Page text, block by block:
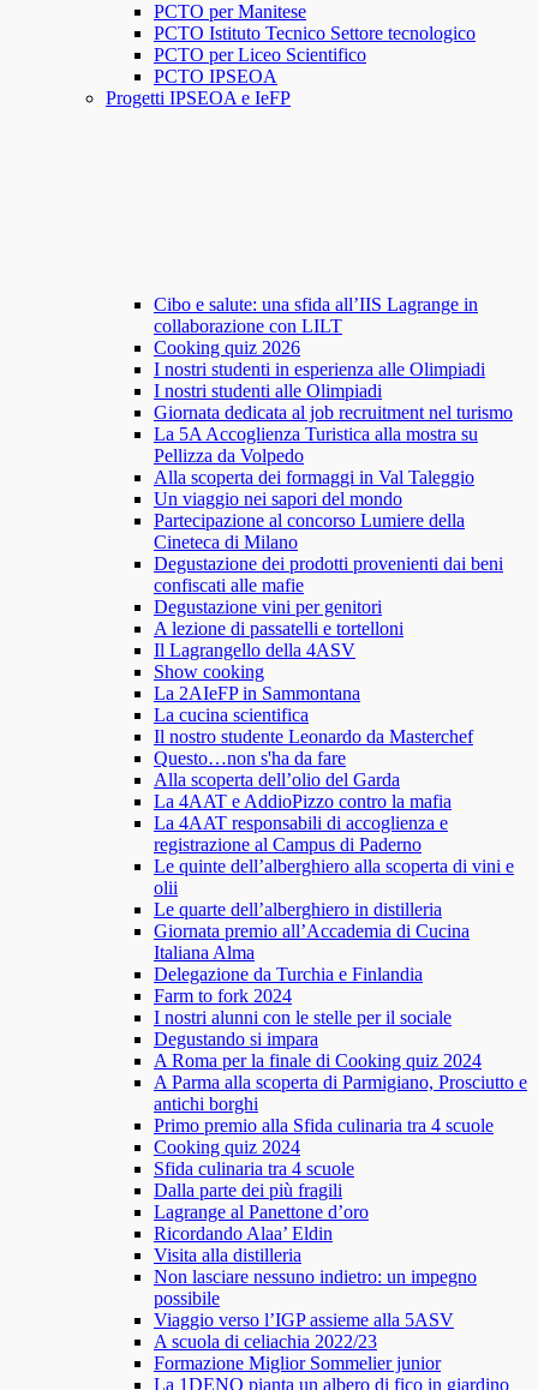
PCTO per Manitese
PCTO Istituto Tecnico Settore tecnologico
PCTO per Liceo Scientifico
PCTO IPSEOA
Progetti IPSEOA e IeFP
Cibo e salute: una sfida all’IIS Lagrange in
collaborazione con LILT
Cooking quiz 2026
I nostri studenti in esperienza alle Olimpiadi
I nostri studenti alle Olimpiadi
Giornata dedicata al job recruitment nel turismo
La 5A Accoglienza Turistica alla mostra su
Pellizza da Volpedo
Alla scoperta dei formaggi in Val Taleggio
Un viaggio nei sapori del mondo
Partecipazione al concorso Lumiere della
Cineteca di Milano
Degustazione dei prodotti provenienti dai beni
confiscati alle mafie
Degustazione vini per genitori
A lezione di passatelli e tortelloni
Il Lagrangello della 4ASV
Show cooking
La 2AIeFP in Sammontana
La cucina scientifica
Il nostro studente Leonardo da Masterchef
Questo…non s'ha da fare
Alla scoperta dell’olio del Garda
La 4AAT e AddioPizzo contro la mafia
La 4AAT responsabili di accoglienza e
registrazione al Campus di Paderno
Le quinte dell’alberghiero alla scoperta di vini e
olii
Le quarte dell’alberghiero in distilleria
Giornata premio all’Accademia di Cucina
Italiana Alma
Delegazione da Turchia e Finlandia
Farm to fork 2024
I nostri alunni con le stelle per il sociale
Degustando si impara
A Roma per la finale di Cooking quiz 2024
A Parma alla scoperta di Parmigiano, Prosciutto e
antichi borghi
Primo premio alla Sfida culinaria tra 4 scuole
Cooking quiz 2024
Sfida culinaria tra 4 scuole
Dalla parte dei più fragili
Lagrange al Panettone d’oro
Ricordando Alaa’ Eldin
Visita alla distilleria
Non lasciare nessuno indietro: un impegno
possibile
Viaggio verso l’IGP assieme alla 5ASV
A scuola di celiachia 2022/23
Formazione Miglior Sommelier junior
La 1DENO pianta un albero di fico in giardino